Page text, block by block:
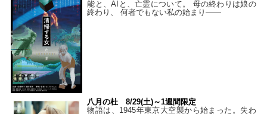
能と、AIと、亡霊について。 母の終わりは娘の
終わり、 何者でもない私の始まり――
八月の杜 8/29(土)～1週間限定
物語は、1945年東京大空襲から始まった。失わ